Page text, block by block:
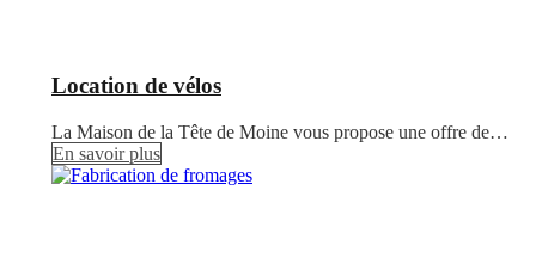
Location de vélos
La Maison de la Tête de Moine vous propose une offre de…
En savoir plus